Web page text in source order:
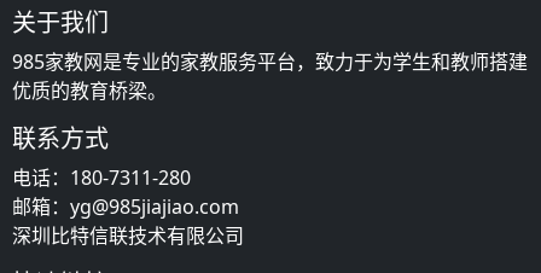
关于我们
985家教网是专业的家教服务平台，致力于为学生和教师搭建
优质的教育桥梁。
联系方式
电话：180-7311-280
邮箱：yg@985jiajiao.com
深圳比特信联技术有限公司